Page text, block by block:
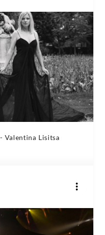
Valentina Lisitsa